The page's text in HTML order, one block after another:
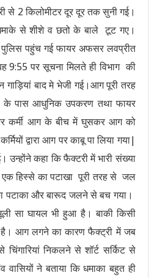
से 2 किलोमीटर दूर दूर तक सुनी गई।
से शीशे व छतो के बाले टूट गए।
पुलिस पहुंच गई फायर अफसर लवप्रीत
9:55 पर सूचना मिलते ही विभाग की
बाद मे भेजी गई।आग पूरी तरह
के पास आधुनिक उपकरण तथा फायर
कर्मी आग के बीच में घुसकर आग को
द्वारा आग पर काबू पा लिया गया|
कहा कि फैक्टरी में भारी संख्या
हिस्से का पटाखा पूरी तरह से जल
पटाका और बारूद जलने से बच गया।
सा घायल भी हुआ है। बाकी किसी
है। आग लगने का कारण फैक्ट्री में जब
निकलने से शॉर्ट सर्किट से
ने बताया कि धमाका बहुत ही